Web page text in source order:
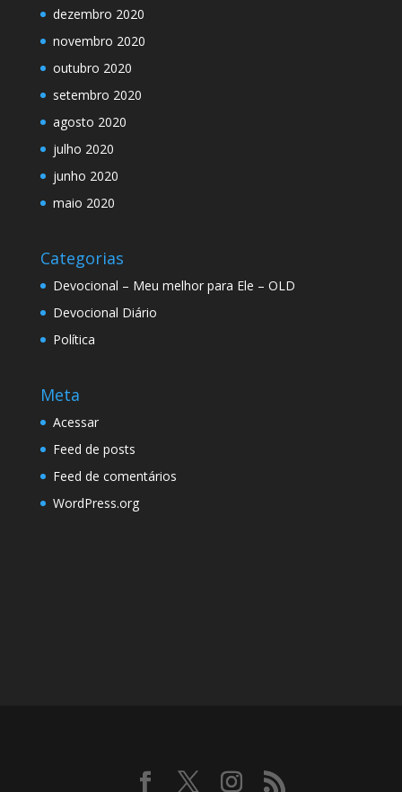
dezembro 2020
novembro 2020
outubro 2020
setembro 2020
agosto 2020
julho 2020
junho 2020
maio 2020
Categorias
Devocional – Meu melhor para Ele – OLD
Devocional Diário
Política
Meta
Acessar
Feed de posts
Feed de comentários
WordPress.org